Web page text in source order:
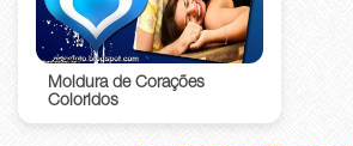
Moldura de Corações
Coloridos